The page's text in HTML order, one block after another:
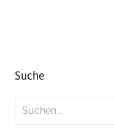
Suche
Suchen